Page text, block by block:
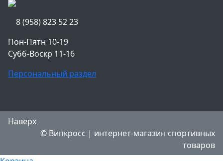
8 (958) 823 52 23
Пон-Пятн 10-19
Субб-Воскр 11-16
Персональный раздел
Наверх
© Випкросс | интернет-магазин спортивных
товаров